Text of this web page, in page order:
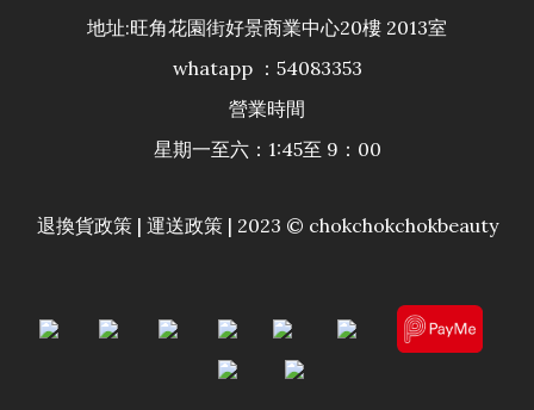
地址:旺角花園街好景商業中心20樓 2013室
whatapp ：54083353
營業時間
星期一至六：1:45至 9：00
退換貨政策| 運送政策| 2023 © chokchokchokbeauty